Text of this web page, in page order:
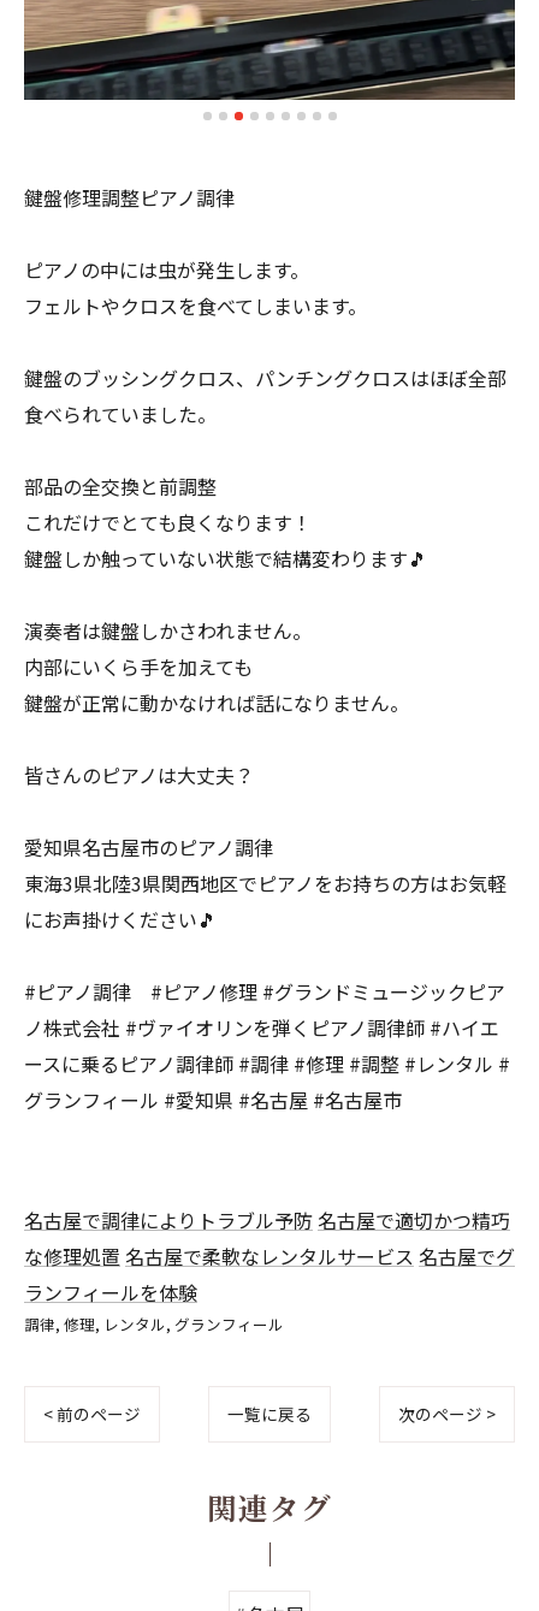
鍵盤修理調整ピアノ調律
ピアノの中には虫が発生します。
フェルトやクロスを食べてしまいます。
鍵盤のブッシングクロス、パンチングクロスはほぼ全部
食べられていました。
部品の全交換と前調整
これだけでとても良くなります！
鍵盤しか触っていない状態で結構変わります🎵
演奏者は鍵盤しかさわれません。
内部にいくら手を加えても
鍵盤が正常に動かなければ話になりません。
皆さんのピアノは大丈夫？
愛知県名古屋市のピアノ調律
東海3県北陸3県関西地区でピアノをお持ちの方はお気軽
にお声掛けください🎵
#ピアノ調律 #ピアノ修理 #グランドミュージックピア
ノ株式会社 #ヴァイオリンを弾くピアノ調律師 #ハイエ
ースに乗るピアノ調律師 #調律 #修理 #調整 #レンタル #
グランフィール #愛知県 #名古屋 #名古屋市
名古屋で調律によりトラブル予防 名古屋で適切かつ精巧
な修理処置 名古屋で柔軟なレンタルサービス 名古屋でグ
ランフィールを体験
調律 修理 レンタル グランフィール
< 前のページ 一覧に戻る 次のページ >
関連タグ